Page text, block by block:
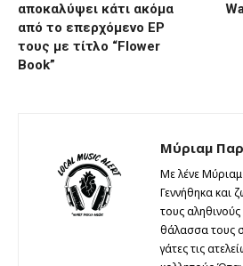
αποκαλύψει κάτι ακόμα
από το επερχόμενο EP
τους με τίτλο “Flower
Book”
Μύριαμ
Με λένε
Γεννήθηκα και
τους
θάλασσα τους
γάτες τις